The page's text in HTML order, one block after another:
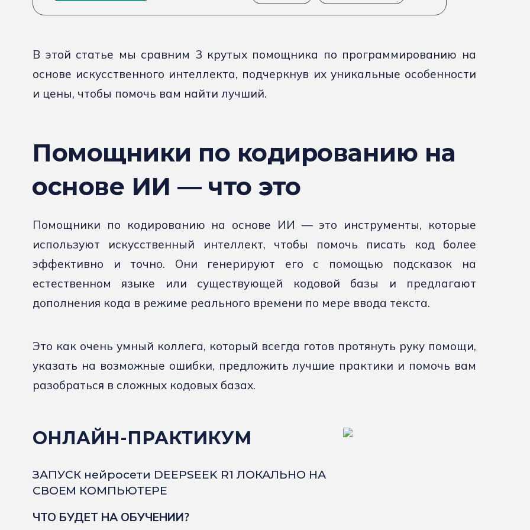
В этой статье мы сравним 3 крутых помощника по программированию на
основе искусственного интеллекта, подчеркнув их уникальные особенности
и цены, чтобы помочь вам найти лучший.
Помощники по кодированию на
основе ИИ — что это
Помощники по кодированию на основе ИИ — это инструменты, которые
используют искусственный интеллект, чтобы помочь писать код более
эффективно и точно. Они генерируют его с помощью подсказок на
естественном языке или существующей кодовой базы и предлагают
дополнения кода в режиме реального времени по мере ввода текста.
Это как очень умный коллега, который всегда готов протянуть руку помощи,
указать на возможные ошибки, предложить лучшие практики и помочь вам
разобраться в сложных кодовых базах.
ОНЛАЙН-ПРАКТИКУМ
ЗАПУСК нейросети DEEPSEEK R1 ЛОКАЛЬНО НА
СВОЕМ КОМПЬЮТЕРЕ
ЧТО БУДЕТ НА ОБУЧЕНИИ?